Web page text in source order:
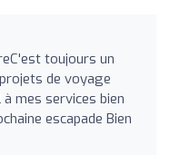
toujours un
de voyage
mes services bien
escapade Bien